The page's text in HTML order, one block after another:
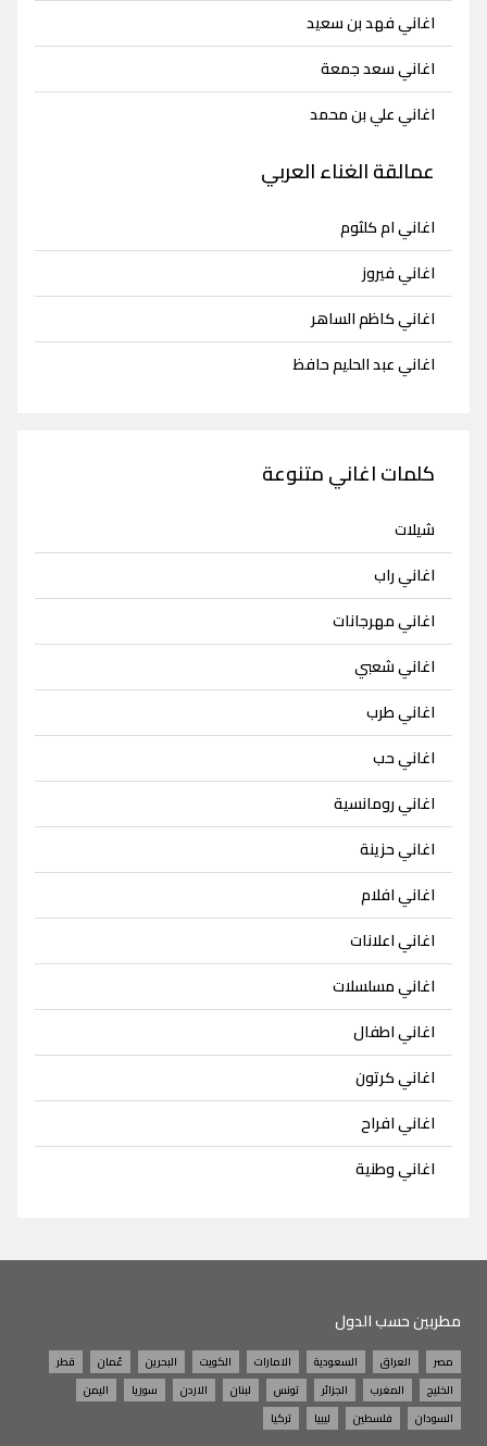
اغاني فهد بن سعيد
اغاني سعد جمعة
اغاني علي بن محمد
عمالقة الغناء العربي
اغاني ام كلثوم
اغاني فيروز
اغاني كاظم الساهر
اغاني عبد الحليم حافظ
كلمات اغاني متنوعة
شيلات
اغاني راب
اغاني مهرجانات
اغاني شعبي
اغاني طرب
اغاني حب
اغاني رومانسية
اغاني حزينة
اغاني افلام
اغاني اعلانات
اغاني مسلسلات
اغاني اطفال
اغاني كرتون
اغاني افراح
اغاني وطنية
مطربين حسب الدول
مصر العراق السعودية الامارات الكويت البحرين عُمان
قطر
الخليج
المغرب الجزائر تونس لبنان الاردن سوريا
اليمن
السودان
فلسطين ليبيا تركيا